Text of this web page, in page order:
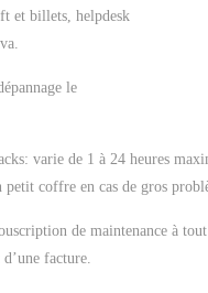
et billets, helpdesk
le
varie de 1 à 24 heures
petit coffre en cas de gros
de maintenance à
facture.